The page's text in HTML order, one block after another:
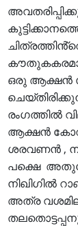
ഒരു ആക്ഷൻ
രംഗത്തിൽ
ആക്ഷൻ
ശരവണൻ ,
പക്ഷെ
നിഖിഗിൽ
അത്ര